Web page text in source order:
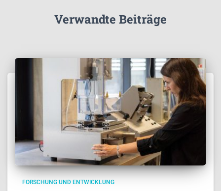
Verwandte Beiträge
FORSCHUNG UND ENTWICKLUNG